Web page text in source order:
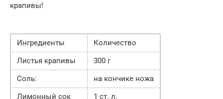
крапивы!
Ингредиенты
Количество
Листья крапивы
300 г
Соль:
на кончике ножа
Лимонный сок
1 ст. л.